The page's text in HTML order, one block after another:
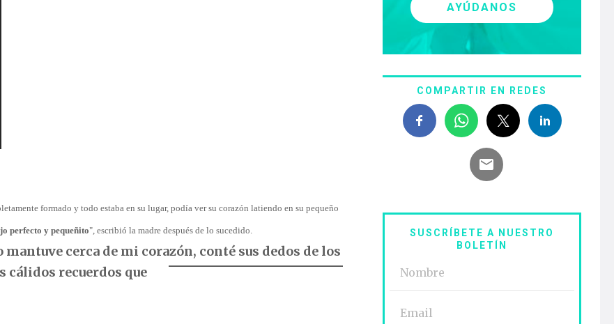
formado y todo estaba en su lugar, podía ver su corazón latiendo en su pequeño
perfecto y pequeñito", escribió la madre después de lo sucedido.
mantuve cerca de mi corazón, conté sus dedos de los
cálidos recuerdos que
AYÚDANOS
COMPARTIR EN REDES
SUSCRÍBETE A NUESTRO
BOLETÍN